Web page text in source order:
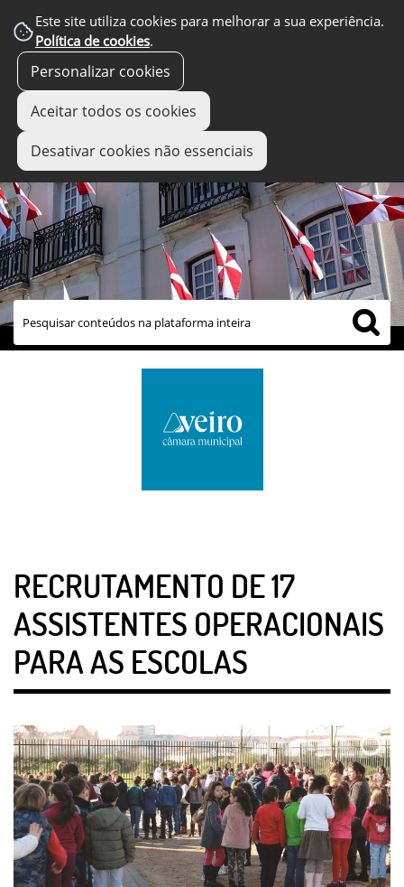
Este site utiliza cookies para melhorar a sua experiência.
Política de cookies.
Personalizar cookies
Aceitar todos os cookies
Desativar cookies não essenciais
links úteis
RECRUTAMENTO DE 17
ASSISTENTES OPERACIONAIS
PARA AS ESCOLAS